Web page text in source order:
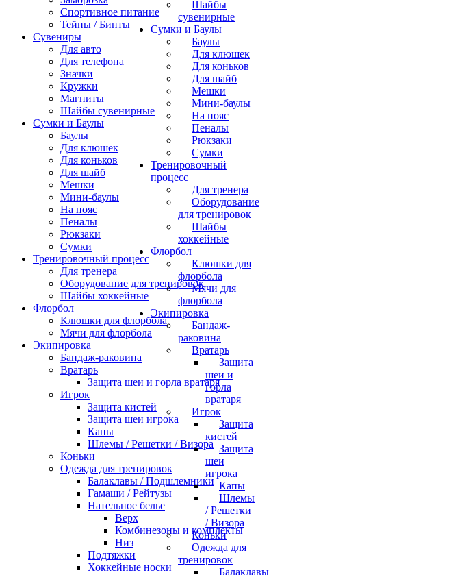
Шайбы
сувенирные
Сумки и Баулы
Баулы
Для клюшек
Для коньков
Для шайб
Мешки
Мини-баулы
На пояс
Пеналы
Рюкзаки
Сумки
Тренировочный
процесс
Для тренера
Оборудование
для тренировок
Шайбы
хоккейные
Флорбол
Клюшки для
флорбола
Мячи для
флорбола
Экипировка
Бандаж-
раковина
Вратарь
Защита
шеи и
горла
вратаря
Игрок
Защита
кистей
Защита
шеи
игрока
Капы
Шлемы
/ Решетки
/ Визора
Коньки
Одежда для
тренировок
Балаклавы
Спортивное питание
Тейпы / Бинты
Сувениры
Для авто
Для телефона
Значки
Кружки
Магниты
Шайбы сувенирные
Сумки и Баулы
Баулы
Для клюшек
Для коньков
Для шайб
Мешки
Мини-баулы
На пояс
Пеналы
Рюкзаки
Сумки
Тренировочный процесс
Для тренера
Оборудование для тренировок
Шайбы хоккейные
Флорбол
Клюшки для флорбола
Мячи для флорбола
Экипировка
Бандаж-раковина
Вратарь
Защита шеи и горла вратаря
Игрок
Защита кистей
Защита шеи игрока
Капы
Шлемы / Решетки / Визора
Коньки
Одежда для тренировок
Балаклавы / Подшлемники
Гамаши / Рейтузы
Нательное белье
Верх
Комбинезоны и комплекты
Низ
Подтяжки
Хоккейные носки